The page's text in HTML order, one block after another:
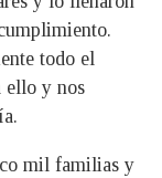
todo el
ello y nos
mil familias y